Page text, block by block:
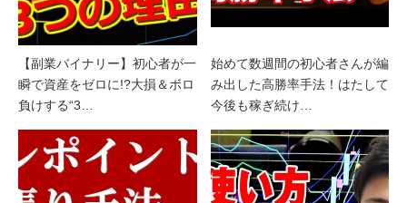
【副業バイナリー】初心者が一
瞬で資産をゼロに!?大損＆ボロ
負けする“3…
始めて数週間の初心者さんが編
み出した高勝率手法！はたして
今後も稼ぎ続け…